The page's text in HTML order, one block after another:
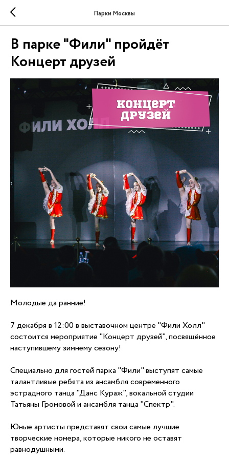
Парки Москвы
В парке "Фили" пройдёт
Концерт друзей
Молодые да ранние!
7 декабря в 12:00 в выставочном центре "Фили Холл"
состоится мероприятие "Концерт друзей", посвящённое
наступившему зимнему сезону!
Специально для гостей парка "Фили" выступят самые
талантливые ребята из ансамбля современного
эстрадного танца "Данс Кураж", вокальной студии
Татьяны Громовой и ансамбля танца "Спектр".
Юные артисты представят свои самые лучшие
творческие номера, которые никого не оставят
равнодушными.